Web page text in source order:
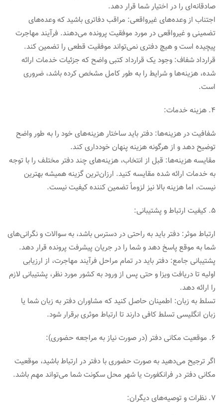
صادقانه‌ای را در اختیار شما قرار دهد.
اجتناب از وعده‌های غیرواقعی: مراقب دفاتری باشید که وعده‌های
تضمینی و غیرواقعی در مورد موفقیت پرونده می‌دهند. فرآیند مهاجرت
پیچیده است و هیچ دفتری نمی‌تواند موفقیت قطعی را تضمین کند.
قرارداد شفاف: وجود یک قرارداد کتبی واضح که جزئیات خدمات ارائه
شده، هزینه‌ها و شرایط را به طور کامل مشخص کرده باشد، ضروری
است.
4. هزینه خدمات:
شفافیت در هزینه‌ها: دفتر باید ساختار هزینه‌های خود را به طور واضح
توضیح دهد و از هرگونه هزینه پنهان خودداری کند.
مقایسه هزینه‌ها: قبل از انتخاب، هزینه‌های چند دفتر مختلف را با توجه
به خدمات ارائه شده مقایسه کنید. ارزان‌ترین گزینه همیشه بهترین
نیست، اما هزینه بالا نیز لزوماً تضمین کننده کیفیت نیست.
5. کیفیت ارتباط و پشتیبانی:
ارتباط موثر: دفتر باید به راحتی در دسترس باشد، به سوالات و نگرانی‌های
شما به موقع پاسخ دهد و شما را در جریان پیشرفت پرونده قرار دهد.
پشتیبانی جامع: دفتر باید در تمام مراحل فرآیند مهاجرت، از ارزیابی
اولیه تا دریافت ویزا و حتی پس از ورود به کشور مورد نظر، پشتیبانی لازم
را ارائه دهد.
تسلط به زبان: اطمینان حاصل کنید که مشاوران دفتر به زبان شما یا
زبان انگلیسی تسلط کافی دارند تا ارتباط موثری برقرار شود.
6. موقعیت مکانی دفتر (در صورت نیاز به مراجعه حضوری):
اگر ترجیح می‌دهید به صورت حضوری با دفتر در ارتباط باشید، موقعیت
مکانی دفتر در فرانکفورت یا شهر محل سکونت شما می‌تواند مهم باشد.
7. نظرات و توصیه‌های دیگران: